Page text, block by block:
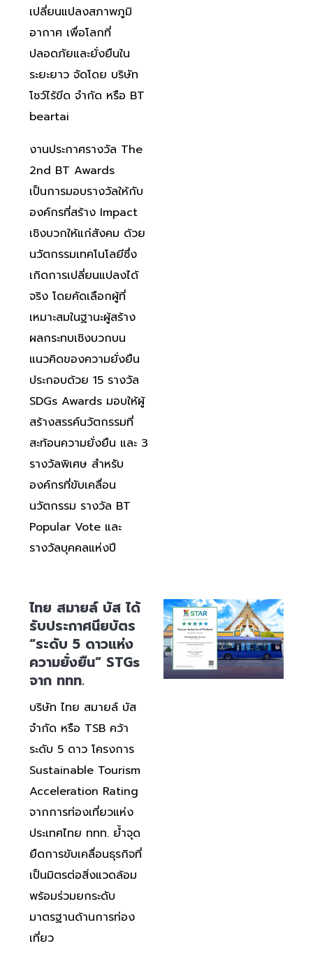
เปลี่ยนแปลงสภาพภูมิ
อากาศ เพื่อโลกที่
ปลอดภัยและยั่งยืนใน
ระยะยาว จัดโดย บริษัท
โชว์ไร้ขีด จำกัด หรือ BT
beartai
งานประกาศรางวัล The
2nd BT Awards
เป็นการมอบรางวัลให้กับ
องค์กรที่สร้าง Impact
เชิงบวกให้แก่สังคม ด้วย
นวัตกรรมเทคโนโลยีซึ่ง
เกิดการเปลี่ยนแปลงได้
จริง โดยคัดเลือกผู้ที่
เหมาะสมในฐานะผู้สร้าง
ผลกระทบเชิงบวกบน
แนวคิดของความยั่งยืน
ประกอบด้วย 15 รางวัล
SDGs Awards มอบให้ผู้
สร้างสรรค์นวัตกรรมที่
สะท้อนความยั่งยืน และ 3
รางวัลพิเศษ สำหรับ
องค์กรที่ขับเคลื่อน
นวัตกรรม รางวัล BT
Popular Vote และ
รางวัลบุคคลแห่งปี
ไทย สมายล์ บัส ได้
รับประกาศนียบัตร
“ระดับ 5 ดาวแห่ง
ความยั่งยืน” STGs
จาก ททท.
บริษัท ไทย สมายล์ บัส
จำกัด หรือ TSB คว้า
ระดับ 5 ดาว โครงการ
Sustainable Tourism
Acceleration Rating
จากการท่องเที่ยวแห่ง
ประเทศไทย ททท. ย้ำจุด
ยืดการขับเคลื่อนธุรกิจที่
เป็นมิตรต่อสิ่งแวดล้อม
พร้อมร่วมยกระดับ
มาตรฐานด้านการท่อง
เที่ยว